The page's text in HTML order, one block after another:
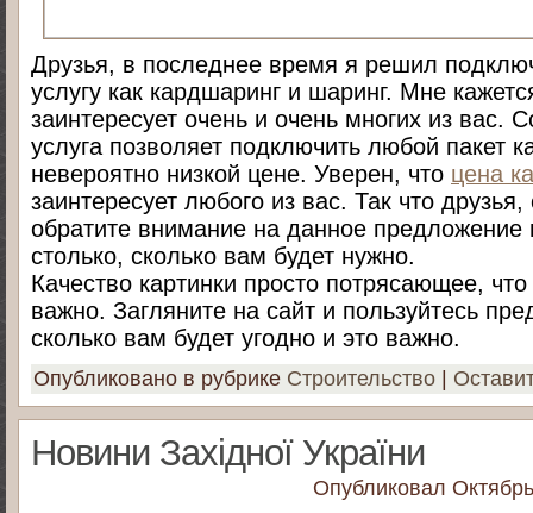
Друзья, в последнее время я решил
услугу как кардшаринг и шаринг. Мне
заинтересует очень и очень многих из вас.
услуга позволяет подключить любой пакет
невероятно низкой цене. Уверен, что цена
заинтересует любого из вас. Так что друзья,
обратите внимание на данное предложение
столько, сколько вам будет нужно.
Качество картинки просто потрясающее,
важно. Загляните на сайт и пользуйтесь
сколько вам будет угодно и это важно.
Опубликовано в рубрике Строительство
Новини Західної України
Опубликовал